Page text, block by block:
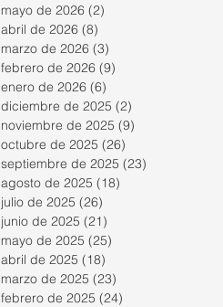
mayo de 2026 (2)
abril de 2026 (8)
marzo de 2026 (3)
febrero de 2026 (9)
enero de 2026 (6)
diciembre de 2025 (2)
noviembre de 2025 (9)
octubre de 2025 (26)
septiembre de 2025 (23)
agosto de 2025 (18)
julio de 2025 (26)
junio de 2025 (21)
mayo de 2025 (25)
abril de 2025 (18)
marzo de 2025 (23)
febrero de 2025 (24)